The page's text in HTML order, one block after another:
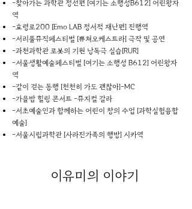
-찾아가는 과학관 정선편 [여기는 소행성B612] 어린왕자
역
-효령로200 [Emo LAB 정서적 재난편] 진행역
-서리풀뮤직페스티벌 [쀼쳐오케스트라] 극작 및 공연
-과천과학관 로봇의 기원 낭독극 실습[RUR]
-서울생활예술페스티벌 [여기는 소행성 B612] 어린왕자
역
-같이 걷는 동행 [천천히 가도 괜찮아]-MC
-가을밤 힐링 콘서트 -뮤지컬 갈라
-서초예술인과 함께하는 어린이 창의 수업 [과학실험융합
예술]
-서울시립과학관 [사라진가족의 행방] 시카역
이유미의 이야기